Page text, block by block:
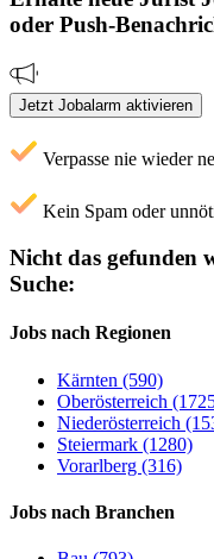
oder Push-
Jetzt Jobalarm aktivieren
Verpasse nie wieder
Kein Spam oder
Nicht das gefunden
Suche:
Jobs nach Regionen
Kärnten (590)
Oberösterreich
Niederösterreich
Steiermark (1280)
Vorarlberg (316)
Jobs nach Branchen